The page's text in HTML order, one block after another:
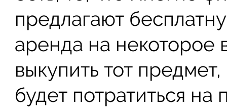
предлагают
аренда на некоторое
выкупить тот
будет потратиться